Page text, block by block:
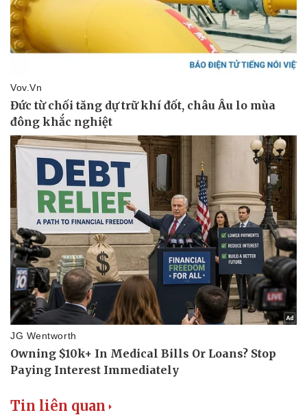
Doanh nghiệp
Thông tin doanh nghiệp
Doanh nghiệp 24h
Doanh nhân
Vì cộng đồng
Công nghệ
Sành điệu
Tin Công nghệ
Trải nghiệm
Chuyển đổi số
Tin liên quan